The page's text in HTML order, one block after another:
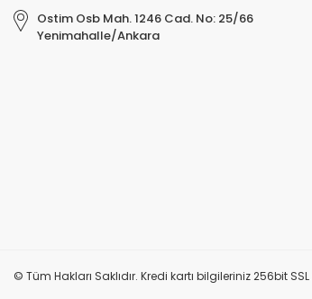
Ostim Osb Mah. 1246 Cad. No: 25/66
Yenimahalle/Ankara
© Tüm Hakları Saklıdır. Kredi kartı bilgileriniz 256bit